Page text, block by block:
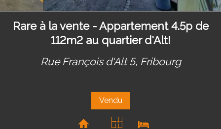
Rare à la vente - Appartement 4.5p de
112m2 au quartier d'Alt!
Rue François d'Alt 5, Fribourg
Vendu